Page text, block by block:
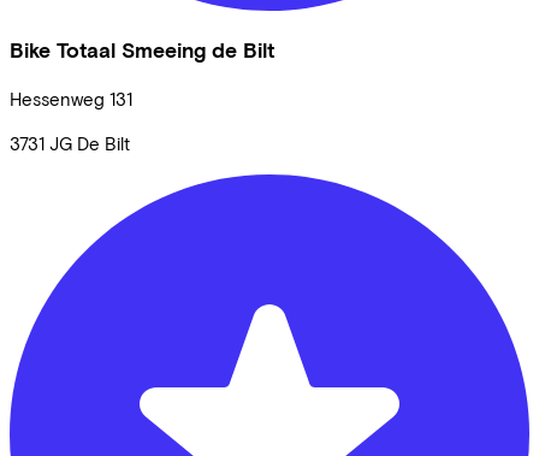
Bike Totaal Smeeing de Bilt
Hessenweg 131
3731 JG De Bilt